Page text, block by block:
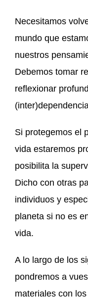
Necesitamos
mundo que
nuestros
Debemos tomar
reflexionar
Si protegemos el
vida estaremos
posibilita la
Dicho con otras
individuos y
planeta si no es
vida.
A lo largo de los
pondremos a
materiales con